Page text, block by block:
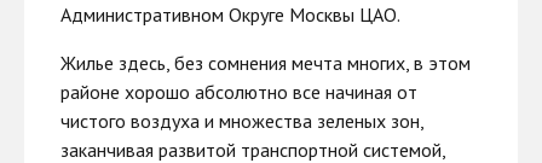
Административном Округе Москвы ЦАО.
Жилье здесь, без сомнения мечта многих, в этом
районе хорошо абсолютно все начиная от
чистого воздуха и множества зеленых зон,
заканчивая развитой транспортной системой,